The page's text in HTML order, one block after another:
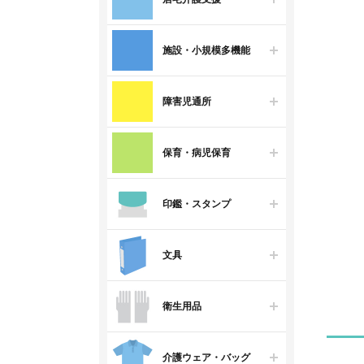
施設・小規模多機能
障害児通所
保育・病児保育
印鑑・スタンプ
文具
衛生用品
介護ウェア・バッグ